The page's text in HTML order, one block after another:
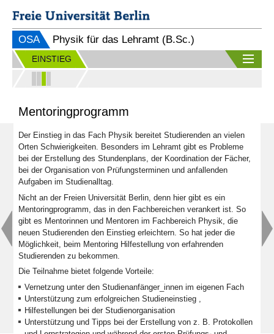
OSA Physik für das Lehramt (B.Sc.)
EINSTIEG
Mentoringprogramm
Der Einstieg in das Fach Physik bereitet Studierenden an vielen
Orten Schwierigkeiten. Besonders im Lehramt gibt es Probleme
bei der Erstellung des Stundenplans, der Koordination der Fächer,
bei der Organisation von Prüfungsterminen und anfallenden
Aufgaben im Studienalltag.
Nicht an der Freien Universität Berlin, denn hier gibt es ein
Mentoringprogramm, das in den Fachbereichen verankert ist. So
gibt es Mentorinnen und Mentoren im Fachbereich Physik, die
neuen Studierenden den Einstieg erleichtern. So hat jeder die
Möglichkeit, beim Mentoring Hilfestellung von erfahrenden
Studierenden zu bekommen.
Die Teilnahme bietet folgende Vorteile:
Vernetzung unter den Studienanfänger_innen im eigenen Fach
Unterstützung zum erfolgreichen Studieneinstieg ,
Hilfestellungen bei der Studienorganisation
Unterstützung und Tipps bei der Erstellung von z. B. Protokollen